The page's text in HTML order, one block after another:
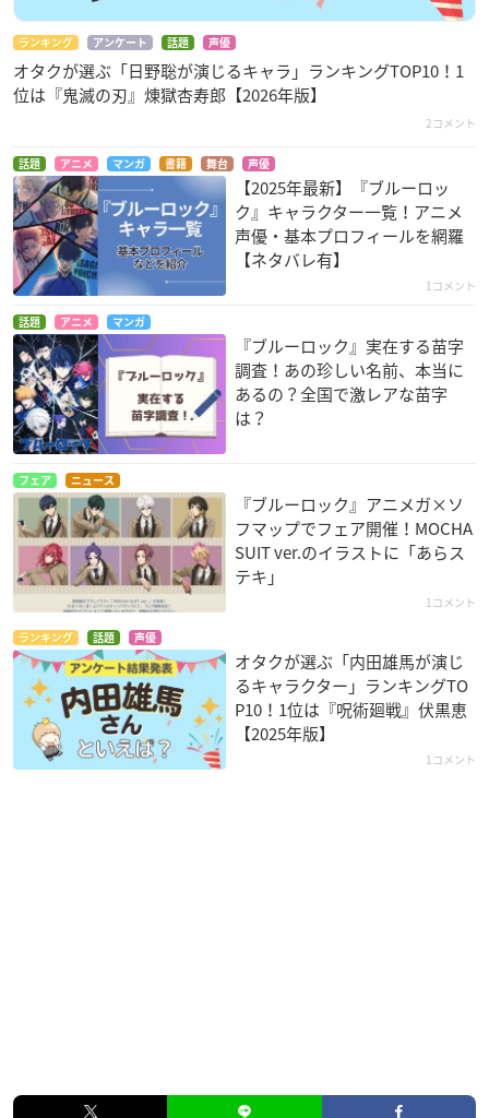
ランキング アンケート 話題 声優
オタクが選ぶ「日野聡が演じるキャラ」ランキングTOP10！1
位は『鬼滅の刃』煉󠄁獄杏寿郎【2026年版】
2コメント
話題 アニメ マンガ 書籍 舞台 声優
【2025年最新】『ブルーロッ
ク』キャラクター一覧！アニメ
声優・基本プロフィールを網羅
【ネタバレ有】
1コメント
話題 アニメ マンガ
『ブルーロック』実在する苗字
調査！あの珍しい名前、本当に
あるの？全国で激レアな苗字
は？
フェア ニュース
『ブルーロック』アニメガ×ソ
フマップでフェア開催！MOCHA
SUIT ver.のイラストに「あらス
テキ」
1コメント
ランキング 話題 声優
オタクが選ぶ「内田雄馬が演じ
るキャラクター」ランキングTO
P10！1位は『呪術廻戦』伏黒恵
【2025年版】
1コメント